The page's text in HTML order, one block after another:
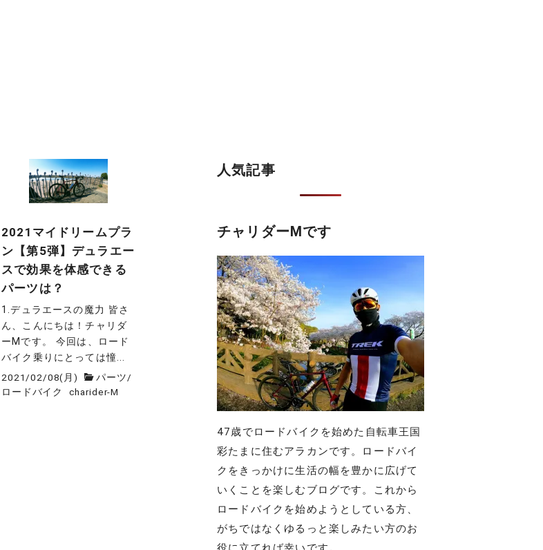
2021マイドリームプラ
ン【第5弾】デュラエー
スで効果を体感できる
パーツは？
1.デュラエースの魔力 皆さ
ん、こんにちは！チャリダ
ーMです。 今回は、ロード
バイク乗りにとっては憧...
2021/02/08(月) パーツ/
ロードバイク
charider-M
人気記事
チャリダーMです
47歳でロードバイクを始めた自転車王国
彩たまに住むアラカンです。ロードバイ
クをきっかけに生活の幅を豊かに広げて
いくことを楽しむブログです。これから
ロードバイクを始めようとしている方、
がちではなくゆるっと楽しみたい方のお